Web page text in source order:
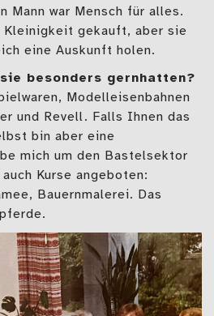
Mann war Mensch für alles.
Kleinigkeit gekauft, aber sie
eine Auskunft holen.
besonders gernhatten?
Modelleisenbahnen
und Revell. Falls Ihnen das
bin aber eine
mich um den Bastelsektor
Kurse angeboten:
Bauernmalerei. Das